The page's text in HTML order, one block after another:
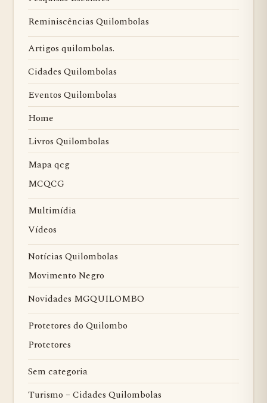
Reminiscências Quilombolas
Artigos quilombolas.
Cidades Quilombolas
Eventos Quilombolas
Home
Livros Quilombolas
Mapa qcg
MCQCG
Multimídia
Vídeos
Notícias Quilombolas
Movimento Negro
Novidades MGQUILOMBO
Protetores do Quilombo
Protetores
Sem categoria
Turismo – Cidades Quilombolas